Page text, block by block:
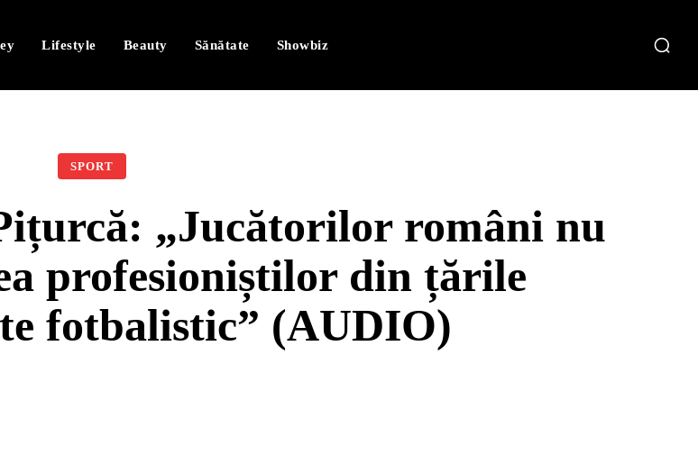
Lifestyle Beauty Sănătate Showbiz
SPORT
„Jucătorilor români nu
profesioniștilor din țările
fotbalistic” (AUDIO)